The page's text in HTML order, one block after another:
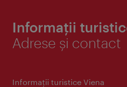
Informații
Adrese și contact
Informaţii turistice Viena